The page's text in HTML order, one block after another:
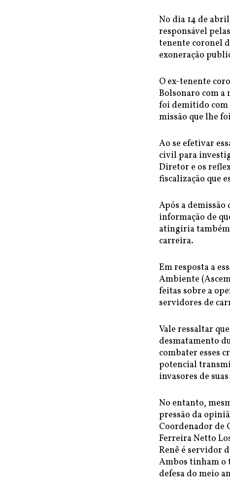
No dia 14 de
responsável
tenente coronel
exoneração
O ex-tenente
Bolsonaro com a
foi demitido com
missão que lhe
Ao se efetivar
civil para
Diretor e os
fiscalização que
Após a
informação de
atingiria
carreira.
Em resposta a
Ambiente
feitas sobre a
servidores de
Vale ressaltar
desmatamento
combater esses
potencial
invasores de
No entanto,
pressão da
Coordenador de
Ferreira Netto
Renê é servidor
Ambos tinham o
defesa do meio